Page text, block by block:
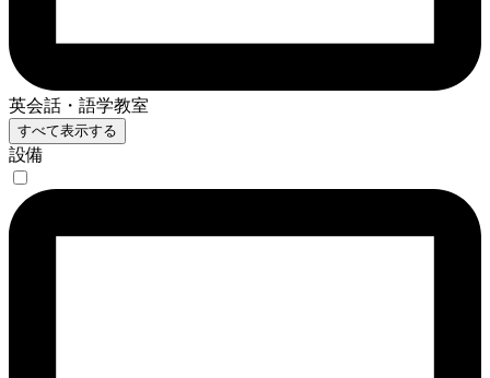
英会話・語学教室
すべて表示する
設備